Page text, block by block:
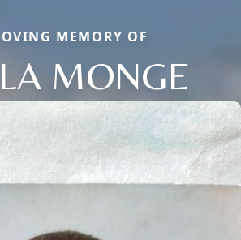
MEMORY OF
MONGE